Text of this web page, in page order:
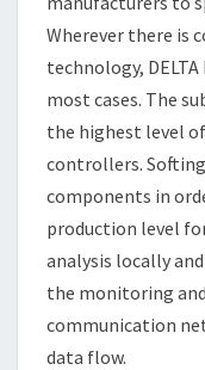
Wherever there is
technology,
most cases. The
the highest level
controllers.
components in
production level
analysis locally
the monitoring
communication
data flow.